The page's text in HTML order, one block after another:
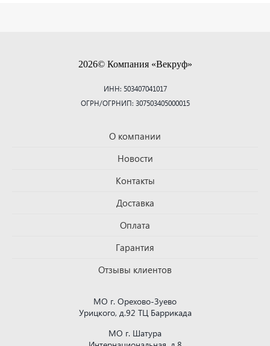
2026© Компания «Векруф»
ИНН: 503407041017
ОГРН/ОГРНИП: 307503405000015
О компании
Новости
Контакты
Доставка
Оплата
Гарантия
Отзывы клиентов
МО г. Орехово-Зуево
Урицкого, д.92 ТЦ Баррикада
МО г. Шатура